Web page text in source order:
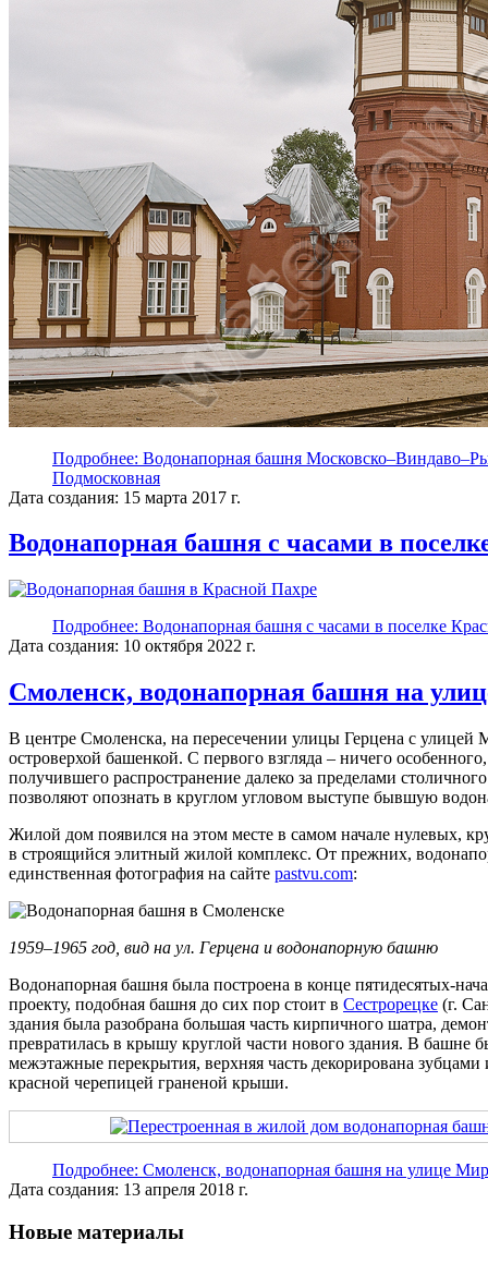
Подробнее: Водонапорная башня
Подмосковная
Дата создания: 15 марта 2017 г.
Водонапорная башня с часами в
Подробнее: Водонапорная башня с часами в поселке
Дата создания: 10 октября 2022 г.
Смоленск, водонапорная башня на
В центре Смоленска, на пересечении улицы Герцена с улицей
островерхой башенкой. С первого взгляда – ничего
получившего распространение далеко за пределами
позволяют опознать в круглом угловом выступе бывшую
Жилой дом появился на этом месте в самом начале нулевых,
в строящийся элитный жилой комплекс. От прежних,
единственная фотография на сайте pastvu.com:
1959–1965 год, вид на ул. Герцена и водонапорную башню
Водонапорная башня была построена в конце пятидесятых-
проекту, подобная башня до сих пор стоит в Сестрорецке (г.
здания была разобрана большая часть кирпичного шатра,
превратилась в крышу круглой части нового здания. В башне
межэтажные перекрытия, верхняя часть декорирована
красной черепицей граненой крыши.
Подробнее: Смоленск, водонапорная башня на улице
Дата создания: 13 апреля 2018 г.
Новые материалы